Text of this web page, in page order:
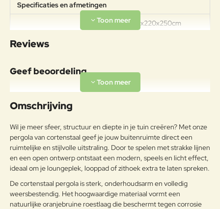
Specificaties en afmetingen
Specificaties
Afmeting: 220x220x250cm
Gewicht: 170kg Dikte cortenstaal:
Reviews
Geef beoordeling
Uw naam:
g:
Note: HTML-code wordt niet vertaald!
Waardering:
Waarderin
g:
Slecht Goed
Omschrijving
Wil je meer sfeer, structuur en diepte in je tuin creëren? Met onze
pergola van cortenstaal geef je jouw buitenruimte direct een
ruimtelijke en stijlvolle uitstraling. Door te spelen met strakke lijnen
en een open ontwerp ontstaat een modern, speels en licht effect,
ideaal om je loungeplek, looppad of zithoek extra te laten spreken.
De cortenstaal pergola is sterk, onderhoudsarm en volledig
weersbestendig. Het hoogwaardige materiaal vormt een
natuurlijke oranjebruine roestlaag die beschermt tegen corrosie